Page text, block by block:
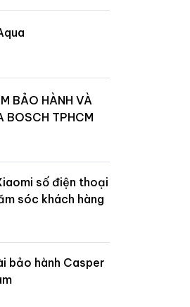
BẢO HÀNH VÀ
BOSCH TPHCM
số điện thoại
sóc khách hàng
bảo hành Casper